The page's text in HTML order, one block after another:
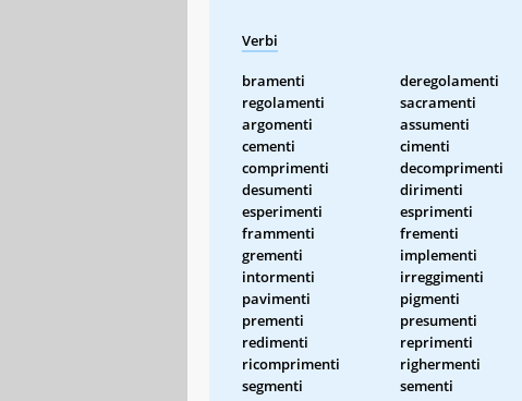
Verbi
bramenti deregolamenti
regolamenti
sacramenti
argomenti
assumenti
cementi
cimenti
comprimenti
decomprimenti
desumenti
dirimenti
esperimenti
esprimenti
frammenti
frementi
grementi
implementi
intormenti
irreggimenti
pavimenti
pigmenti
prementi
presumenti
redimenti
reprimenti
ricomprimenti
righermenti
segmenti
sementi